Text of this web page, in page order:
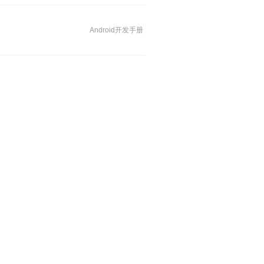
Android开发手册